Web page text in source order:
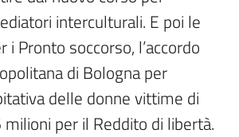
interculturali. E poi le
i Pronto soccorso, l’accordo
di Bologna per
delle donne vittime di
milioni per il Reddito di libertà.